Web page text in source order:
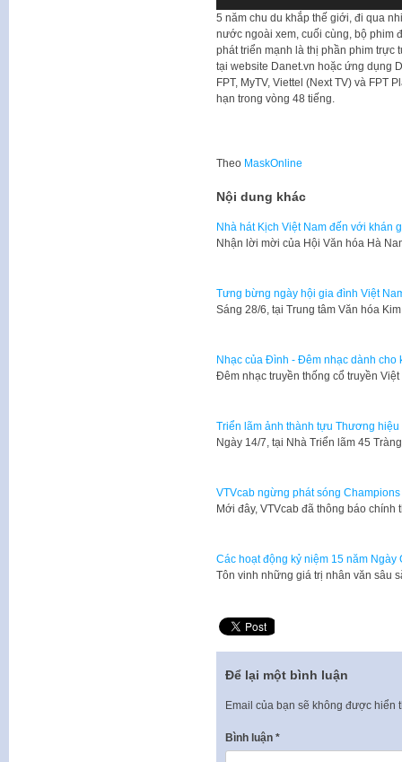
5 năm chu du khắp thế giới, đi qua
nước ngoài xem, cuối cùng, bộ phim
phát triển mạnh là thị phần phim trực
tại website Danet.vn hoặc ứng dụng
FPT, MyTV, Viettel (Next TV) và FPT
hạn trong vòng 48 tiếng.
Theo MaskOnline
Nội dung khác
Nhà hát Kịch Việt Nam đến với khán
Nhận lời mời của Hội Văn hóa Hà
Tưng bừng ngày hội gia đình Việt
Sáng 28/6, tại Trung tâm Văn hóa
Nhạc của Đình - Đêm nhạc dành cho
Đêm nhạc truyền thống cổ truyền
Triển lãm ảnh thành tựu Thương hiệu
Ngày 14/7, tại Nhà Triển lãm 45
VTVcab ngừng phát sóng
Mới đây, VTVcab đã thông báo
Các hoạt động kỷ niệm 15 năm Ngày
Tôn vinh những giá trị nhân văn sâu
Để lại một bình luận
Email của bạn sẽ không được hiển
Bình luận *